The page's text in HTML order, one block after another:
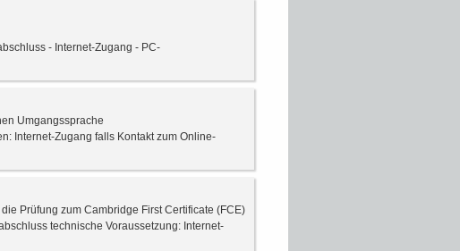
- Internet-Zugang - PC-
Umgangssprache
Internet-Zugang falls Kontakt zum Online-
Prüfung zum Cambridge First Certificate (FCE)
technische Voraussetzung: Internet-